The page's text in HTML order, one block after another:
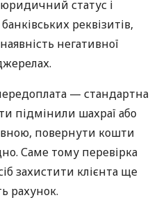
юридичний статус і
реквізитів,
негативної
— стандартна
підмінили шахраї або
повернути кошти
Саме тому перевірка
захистити клієнта ще
рахунок.